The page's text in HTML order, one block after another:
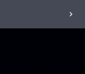
chevron_right